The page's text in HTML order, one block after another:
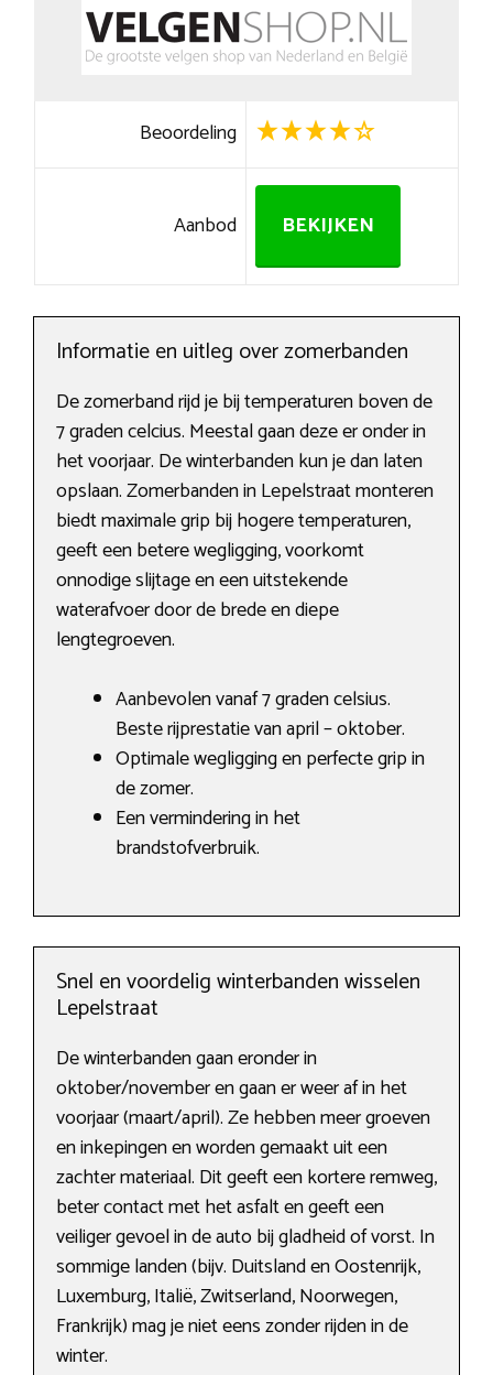
Beoordeling
Aanbod BEKIJKEN
Informatie en uitleg over zomerbanden
De zomerband rijd je bij temperaturen boven de
7 graden celcius. Meestal gaan deze er onder in
het voorjaar. De winterbanden kun je dan laten
opslaan. Zomerbanden in Lepelstraat monteren
biedt maximale grip bij hogere temperaturen,
geeft een betere wegligging, voorkomt
onnodige slijtage en een uitstekende
waterafvoer door de brede en diepe
lengtegroeven.
Aanbevolen vanaf 7 graden celsius.
Beste rijprestatie van april – oktober.
Optimale wegligging en perfecte grip in
de zomer.
Een vermindering in het
brandstofverbruik.
Snel en voordelig winterbanden wisselen
Lepelstraat
De winterbanden gaan eronder in
oktober/november en gaan er weer af in het
voorjaar (maart/april). Ze hebben meer groeven
en inkepingen en worden gemaakt uit een
zachter materiaal. Dit geeft een kortere remweg,
beter contact met het asfalt en geeft een
veiliger gevoel in de auto bij gladheid of vorst. In
sommige landen (bijv. Duitsland en Oostenrijk,
Luxemburg, Italië, Zwitserland, Noorwegen,
Frankrijk) mag je niet eens zonder rijden in de
winter.